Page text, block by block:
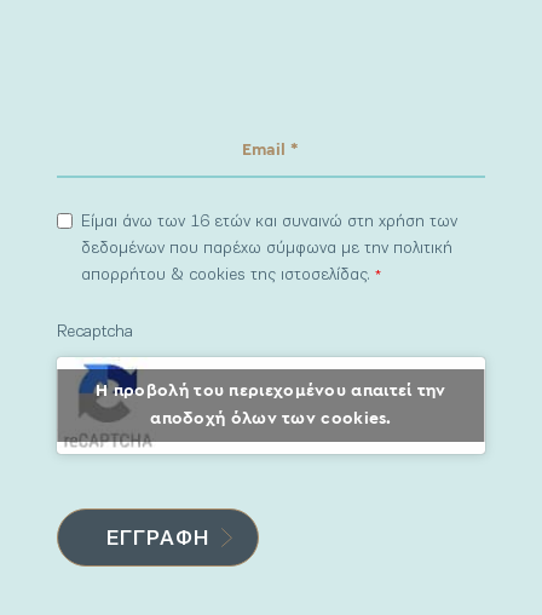
Είμαι άνω των 16 ετών και συναινώ στη χρήση των
δεδομένων που παρέχω σύμφωνα με την πολιτική
απορρήτου & cookies της ιστοσελίδας.*
Recaptcha
Η προβολή του περιεχομένου απαιτεί την
αποδοχή όλων των cookies.